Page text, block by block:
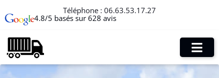
Téléphone : 06.63.53.17.27
4.8/5 basés sur 628 avis